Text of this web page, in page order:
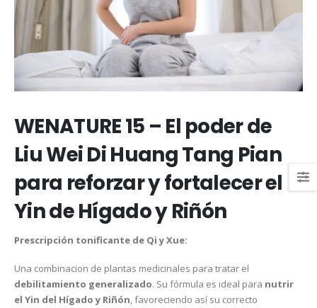
WENATURE 15 – El poder de
Liu Wei Di Huang Tang Pian
para reforzar y fortalecer el
Yin de Hígado y Riñón
Prescripción tonificante de Qi y Xue:
Una combinacion de plantas medicinales para tratar el
debilitamiento generalizado. Su fórmula es ideal para nutrir
el Yin del Hígado y Riñón, favoreciendo así su correcto